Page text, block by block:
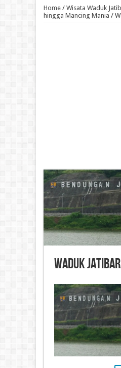
Home/ Wisata Waduk
hingga Mancing Mania /
Waduk